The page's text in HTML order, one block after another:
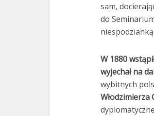
sam,
do
W 1880
wyjechał na
wybitnych
Włodzimierza